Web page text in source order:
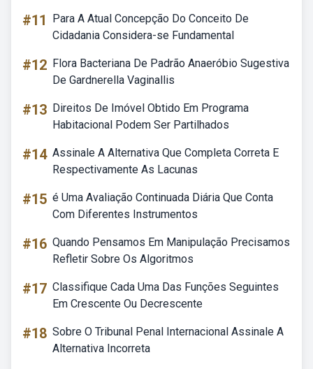
#11
Para A Atual Concepção Do Conceito De
Cidadania Considera-se Fundamental
#12 Flora Bacteriana De Padrão Anaeróbio Sugestiva
De Gardnerella Vaginallis
#13 Direitos De Imóvel Obtido Em Programa
Habitacional Podem Ser Partilhados
#14 Assinale A Alternativa Que Completa Correta E
Respectivamente As Lacunas
#15 é Uma Avaliação Continuada Diária Que Conta
Com Diferentes Instrumentos
#16 Quando Pensamos Em Manipulação Precisamos
Refletir Sobre Os Algoritmos
#17 Classifique Cada Uma Das Funções Seguintes
Em Crescente Ou Decrescente
#18 Sobre O Tribunal Penal Internacional Assinale A
Alternativa Incorreta